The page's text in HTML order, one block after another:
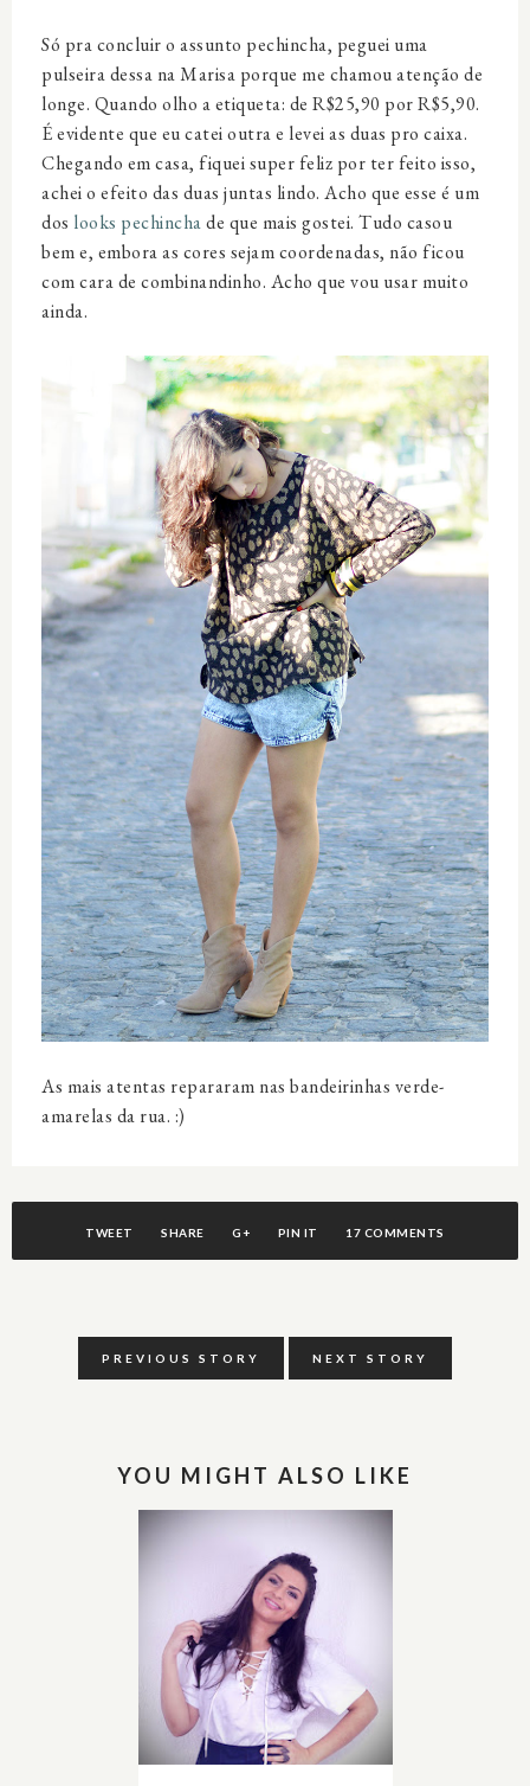
Só pra concluir o assunto pechincha, peguei uma
pulseira dessa na Marisa porque me chamou atenção de
longe. Quando olho a etiqueta: de R$25,90 por R$5,90.
É evidente que eu catei outra e levei as duas pro caixa.
Chegando em casa, fiquei super feliz por ter feito isso,
achei o efeito das duas juntas lindo. Acho que esse é um
dos looks pechinchade que mais gostei. Tudo casou
bem e, embora as cores sejam coordenadas, não ficou
com cara de combinandinho. Acho que vou usar muito
ainda.
As mais atentas repararam nas bandeirinhas verde-
amarelas da rua. :)
TWEET SHARE G+ PIN IT 17 COMMENTS
PREVIOUS STORY NEXT STORY
YOU MIGHT ALSO LIKE